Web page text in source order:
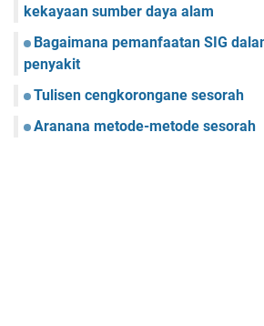
kekayaan sumber daya alam
Bagaimana pemanfaatan SIG
penyakit
Tulisen cengkorongane sesorah
Aranana metode-metode sesorah